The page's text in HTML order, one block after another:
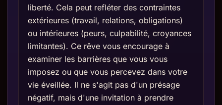
liberté. Cela peut refléter des contraintes
extérieures (travail, relations, obligations)
ou intérieures (peurs, culpabilité, croyances
limitantes). Ce rêve vous encourage à
examiner les barrières que vous vous
imposez ou que vous percevez dans votre
vie éveillée. Il ne s'agit pas d'un présage
négatif, mais d'une invitation à prendre